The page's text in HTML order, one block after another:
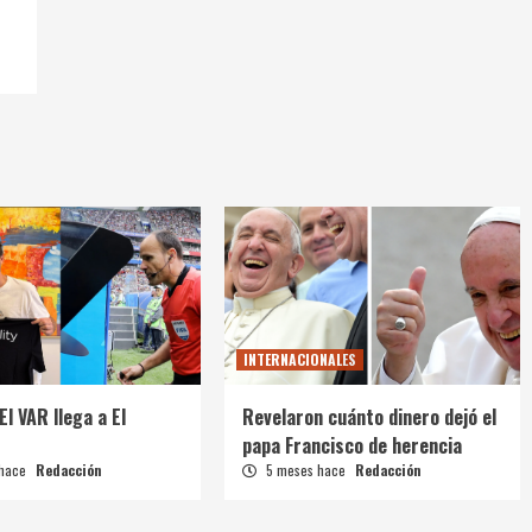
VAR llega a El
Redacción
INTERNACIONALES
Revelaron cuánto dinero dejó el
papa Francisco de herencia
5 meses hace Redacción